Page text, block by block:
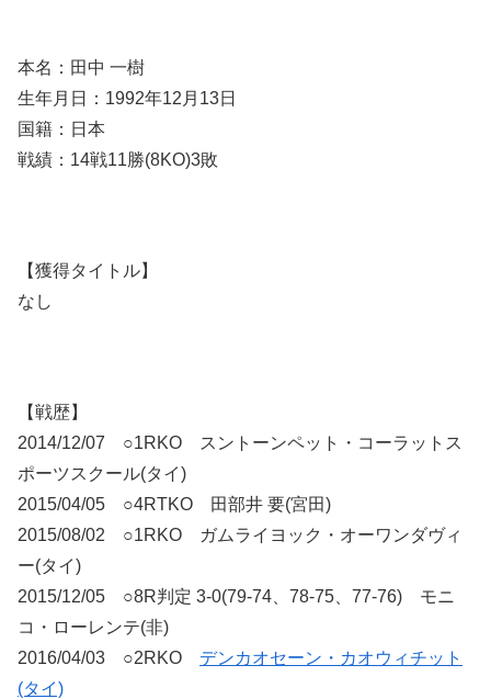
本名：田中 一樹
生年月日：1992年12月13日
国籍：日本
戦績：14戦11勝(8KO)3敗
【獲得タイトル】
なし
【戦歴】
2014/12/07 ○1RKO スントーンペット・コーラットス
ポーツスクール(タイ)
2015/04/05 ○4RTKO 田部井 要(宮田)
2015/08/02 ○1RKO ガムライヨック・オーワンダヴィ
ー(タイ)
2015/12/05 ○8R判定 3-0(79-74、78-75、77-76) モニ
コ・ローレンテ(非)
2016/04/03 ○2RKO デンカオセーン・カオウィチット
(タイ)